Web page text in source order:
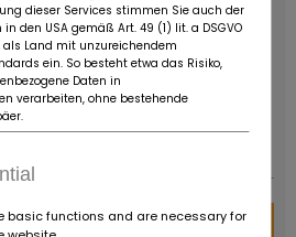
Fahrzeugen. Ruote da
oder eine private Sammlung,
Betreiber, der in der Lage
und Liebhabern von
jeden Alters zu erfüllen.
Message
dieser Services stimmen Sie auch der
den USA gemäß Art. 49 (1) lit. a DSGVO
als Land mit unzureichendem
ein. So besteht etwa das Risiko,
Daten in
verarbeiten, ohne bestehende
basic functions and are necessary for